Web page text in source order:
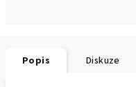
Popis Diskuze